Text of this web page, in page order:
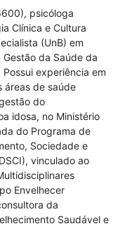
psicóloga
Clínica e Cultura
(UnB) em
da Saúde da
Possui experiência em
áreas de saúde
do
idosa, no Ministério
do Programa de
Sociedade e
vinculado ao
Envelhecer
da
Saudável e